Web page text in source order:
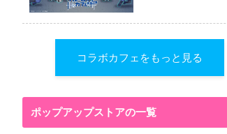
コラボカフェをもっと見る
ポップアップストアの一覧